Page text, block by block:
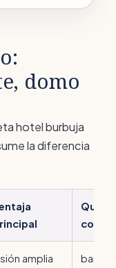
domo
hotel burbuja
la diferencia
Qué
amplia
baño